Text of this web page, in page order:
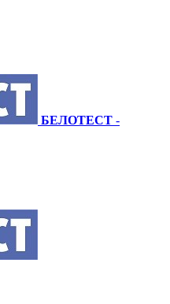
БЕЛОТЕСТ -